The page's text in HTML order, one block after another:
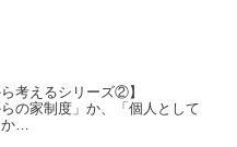
ら考えるシリーズ②】
らの家制度」か、「個人として